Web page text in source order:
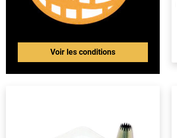
Voir les conditions